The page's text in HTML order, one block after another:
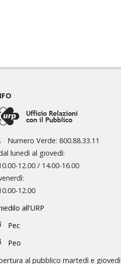
Numero Verde: 800.88.33.11
lunedì al giovedì:
12.00 / 14.00-16.00
12.00
all'URP
Pec
Peo
al pubblico martedì e giovedì